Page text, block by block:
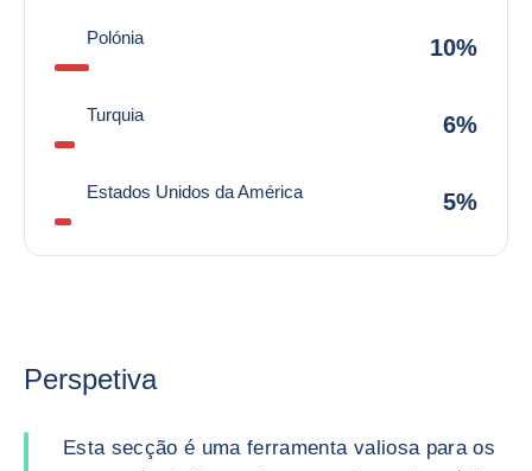
Polónia 10%
Turquia 6%
Estados Unidos da América 5%
Perspetiva
Esta secção é uma ferramenta valiosa para os